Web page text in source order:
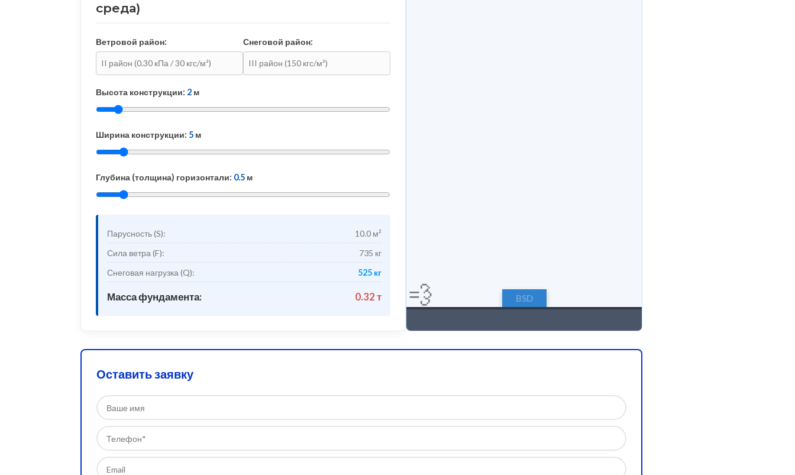
среда)
Ветровой район: Снеговой район:
Высота конструкции: 2 м
Ширина конструкции: 5 м
Глубина (толщина) горизонтали: 0.5 м
Парусность (S): 10.0 м²
Сила ветра (F):
735 кг
Снеговая нагрузка (Q):
525 кг
Масса фундамента: 0.32 т 💨
Оставить заявку